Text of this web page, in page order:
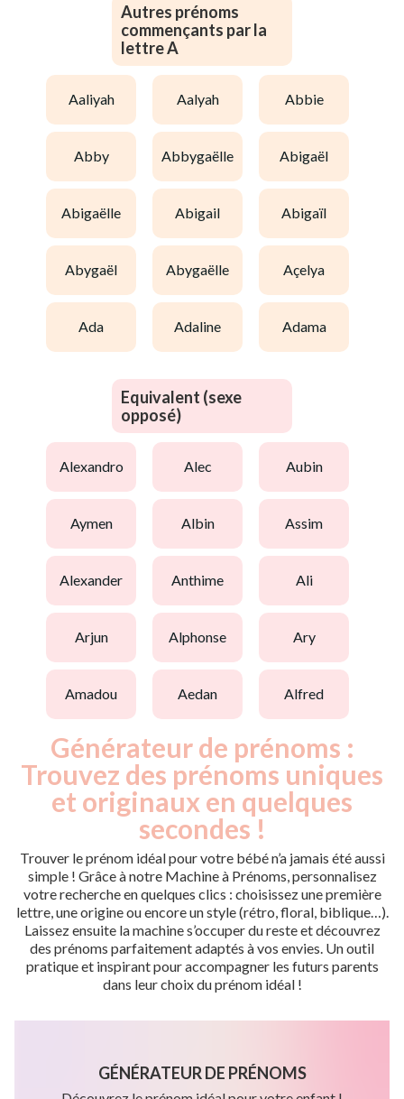
Autres prénoms
commençants par la
lettre A
aaliyah aalyah abbie
abby abbygaëlle abigaël
abigaëlle abigail abigaïl
abygaël abygaëlle açelya
ada adaline adama
Equivalent (sexe
opposé)
alexandro alec aubin
aymen albin assim
alexander anthime ali
arjun alphonse ary
amadou aedan alfred
Générateur de prénoms :
Trouvez des prénoms uniques
et originaux en quelques
secondes !
Trouver le prénom idéal pour votre bébé n’a jamais été aussi
simple ! Grâce à notre Machine à Prénoms, personnalisez
votre recherche en quelques clics : choisissez une première
lettre, une origine ou encore un style (rétro, floral, biblique…).
Laissez ensuite la machine s’occuper du reste et découvrez
des prénoms parfaitement adaptés à vos envies. Un outil
pratique et inspirant pour accompagner les futurs parents
dans leur choix du prénom idéal !
GÉNÉRATEUR DE PRÉNOMS